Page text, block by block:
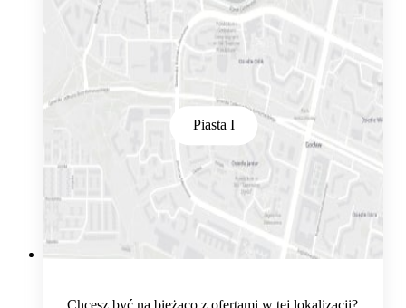
Piasta I
Chcesz być na bieżąco z ofertami w tej lokalizacji?